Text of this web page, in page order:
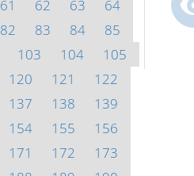
61 62 63
64
82 83 84
85
103 104
105
120 121
122
137 138
139
154 155
156
171 172
173